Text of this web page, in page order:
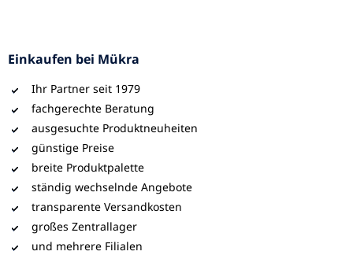
Einkaufen bei Mükra
Ihr Partner seit 1979
fachgerechte Beratung
ausgesuchte Produktneuheiten
günstige Preise
breite Produktpalette
ständig wechselnde Angebote
transparente Versandkosten
großes Zentrallager
und mehrere Filialen